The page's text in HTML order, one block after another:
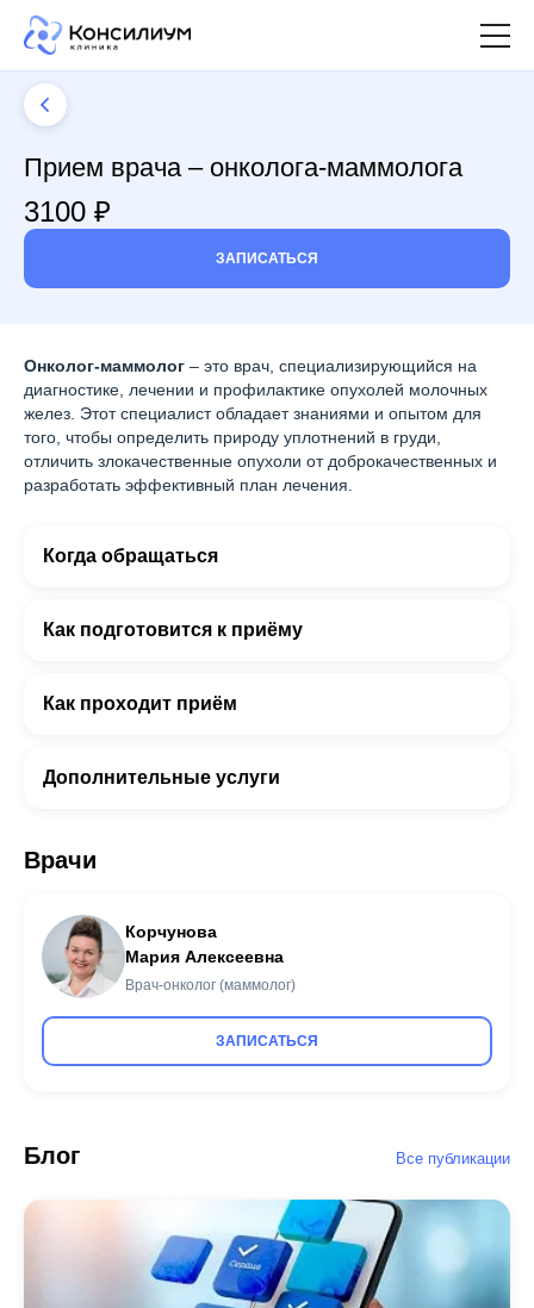
Прием врача – онколога-маммолога
3100 ₽
ЗАПИСАТЬСЯ
Онколог-маммолог – это врач, специализирующийся на
диагностике, лечении и профилактике опухолей молочных
желез. Этот специалист обладает знаниями и опытом для
того, чтобы определить природу уплотнений в груди,
отличить злокачественные опухоли от доброкачественных и
разработать эффективный план лечения.
Когда обращаться
Как подготовится к приёму
Как проходит приём
Дополнительные услуги
Врачи
Корчунова
Мария Алексеевна
Врач-онколог (маммолог)
ЗАПИСАТЬСЯ
Блог Все публикации